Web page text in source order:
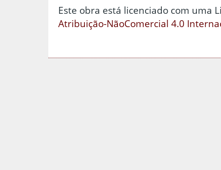
Este obra está licenciado com uma
Atribuição-NãoComercial 4.0